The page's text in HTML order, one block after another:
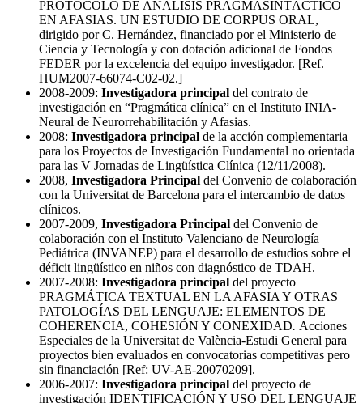
PROTOCOLO DE ANÁLISIS PRAGMASINTÁCTICO
EN AFASIAS. UN ESTUDIO DE CORPUS ORAL,
dirigido por C. Hernández, financiado por el Ministerio de
Ciencia y Tecnología y con dotación adicional de Fondos
FEDER por la excelencia del equipo investigador. [Ref.
HUM2007-66074-C02-02.]
2008-2009: Investigadora principal del contrato de
investigación en “Pragmática clínica” en el Instituto INIA-
Neural de Neurorrehabilitación y Afasias.
2008: Investigadora principal de la acción complementaria
para los Proyectos de Investigación Fundamental no orientada
para las V Jornadas de Lingüística Clínica (12/11/2008).
2008, Investigadora Principal del Convenio de colaboración
con la Universitat de Barcelona para el intercambio de datos
clínicos.
2007-2009, Investigadora Principal del Convenio de
colaboración con el Instituto Valenciano de Neurología
Pediátrica (INVANEP) para el desarrollo de estudios sobre el
déficit lingüístico en niños con diagnóstico de TDAH.
2007-2008: Investigadora principal del proyecto
PRAGMÁTICA TEXTUAL EN LA AFASIA Y OTRAS
PATOLOGÍAS DEL LENGUAJE: ELEMENTOS DE
COHERENCIA, COHESIÓN Y CONEXIDAD. Acciones
Especiales de la Universitat de València-Estudi General para
proyectos bien evaluados en convocatorias competitivas pero
sin financiación [Ref: UV-AE-20070209].
2006-2007: Investigadora principal del proyecto de
investigación IDENTIFICACIÓN Y USO DEL LENGUAJE